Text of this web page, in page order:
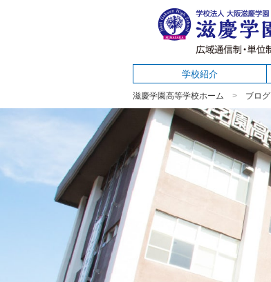
学校紹介
滋慶学園高等学校ホーム ブログ